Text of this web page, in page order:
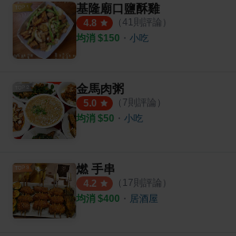
基隆廟口鹽酥雞
4.8 （ 41 則評論）
均消 $150 ・ 小吃
金馬肉粥
5.0 （ 7則評論）
均消 $50 ・ 小吃
燃 手串
4.2 （ 17則評論）
均消 $400 ・ 居酒屋